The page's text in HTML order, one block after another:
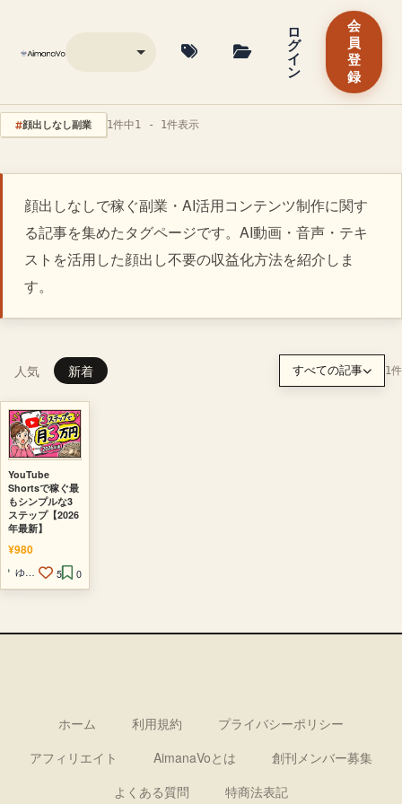
ロ
グ
イ
ン
会
員
登
録
顔出しなし副業 1件中1 - 1件表示
顔出しなしで稼ぐ副業・AI活用コンテンツ制作に関す
る記事を集めたタグページです。AI動画・音声・テキ
ストを活用した顔出し不要の収益化方法を紹介しま
す。
人気 新着 すべての記事 1件
YouTube
Shortsで稼ぐ最
もシンプルな3
ステップ【2026
年最新】
¥980
ゆい@海外AI副業ラボ 5 0
ホーム 利用規約
プライバシーポリシー
アフィリエイト
AimanaVoとは
創刊メンバー募集
よくある質問
特商法表記